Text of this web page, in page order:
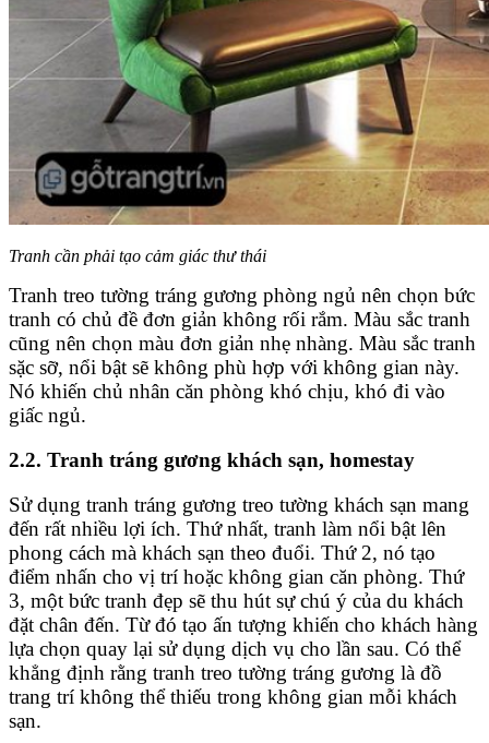
Tranh cần phải tạo cảm giác thư thái
Tranh treo tường tráng gương phòng ngủ nên chọn bức
tranh có chủ đề đơn giản không rối rắm. Màu sắc tranh
cũng nên chọn màu đơn giản nhẹ nhàng. Màu sắc tranh
sặc sỡ, nổi bật sẽ không phù hợp với không gian này.
Nó khiến chủ nhân căn phòng khó chịu, khó đi vào
giấc ngủ.
2.2. Tranh tráng gương khách sạn, homestay
Sử dụng tranh tráng gương treo tường khách sạn mang
đến rất nhiều lợi ích. Thứ nhất, tranh làm nổi bật lên
phong cách mà khách sạn theo đuổi. Thứ 2, nó tạo
điểm nhấn cho vị trí hoặc không gian căn phòng. Thứ
3, một bức tranh đẹp sẽ thu hút sự chú ý của du khách
đặt chân đến. Từ đó tạo ấn tượng khiến cho khách hàng
lựa chọn quay lại sử dụng dịch vụ cho lần sau. Có thể
khẳng định rằng tranh treo tường tráng gương là đồ
trang trí không thể thiếu trong không gian mỗi khách
sạn.